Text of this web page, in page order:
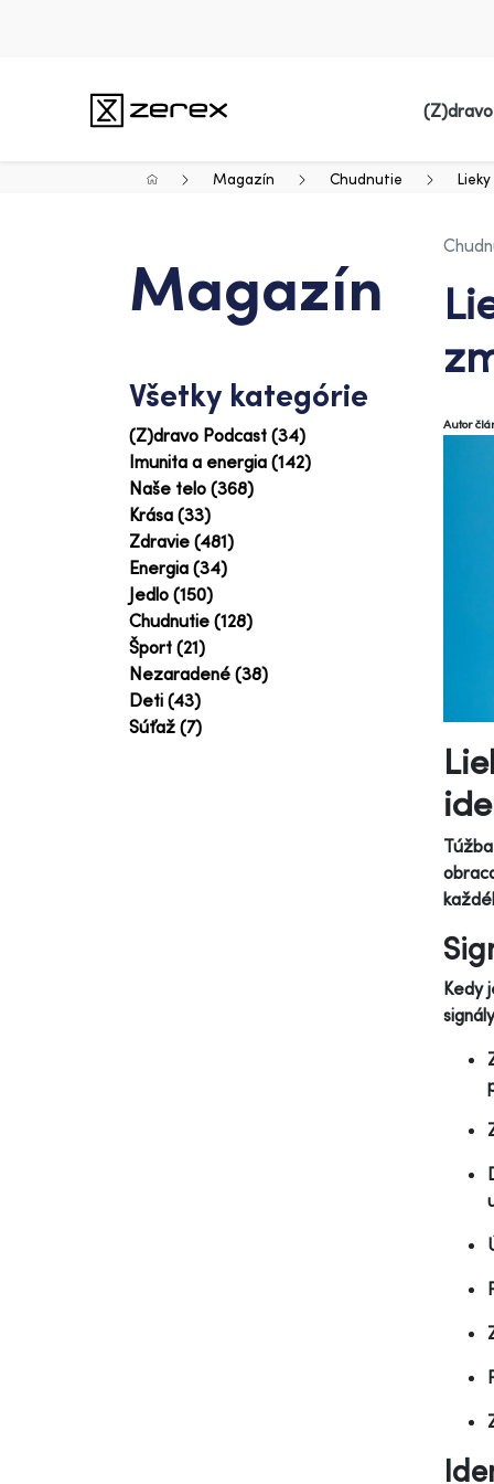
Magazín Chudnutie
Magazín
Všetky kategórie
(Z)dravo Podcast (34)
Imunita a energia (142)
Naše telo (368)
Krása (33)
Zdravie (481)
Energia (34)
Jedlo (150)
Chudnutie (128)
Šport (21)
Nezaradené (38)
Deti (43)
Súťaž (7)
Autor
Kedy